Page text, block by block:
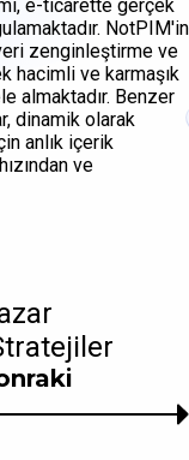
e-ticarette gerçek
NotPIM'in
zenginleştirme ve
ve karmaşık
almaktadır. Benzer
dinamik olarak
anlık içerik
ve